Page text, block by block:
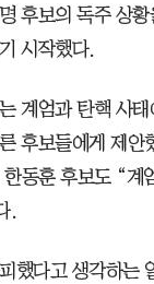
후보의 독주 상
시작했다.
계엄과 탄핵 사
후보들에게 제안
동훈 후보도 “계
.
했다고 생각하는